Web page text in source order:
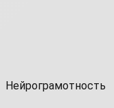
Нейрограмотность